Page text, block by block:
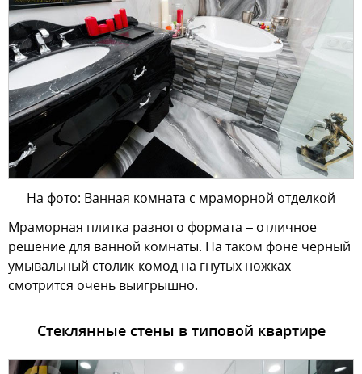
На фото: Ванная комната с мраморной отделкой
Мраморная плитка разного формата – отличное
решение для ванной комнаты. На таком фоне черный
умывальный столик-комод на гнутых ножках
смотрится очень выигрышно.
Стеклянные стены в типовой квартире